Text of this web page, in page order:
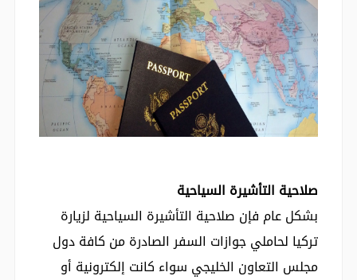
صلاحية التأشيرة السياحية
بشكل عام فإن صلاحية التأشيرة السياحية لزيارة
تركيا لحاملي جوازات السفر الصادرة من كافة دول
مجلس التعاون الخليجي سواء كانت إلكترونية أو